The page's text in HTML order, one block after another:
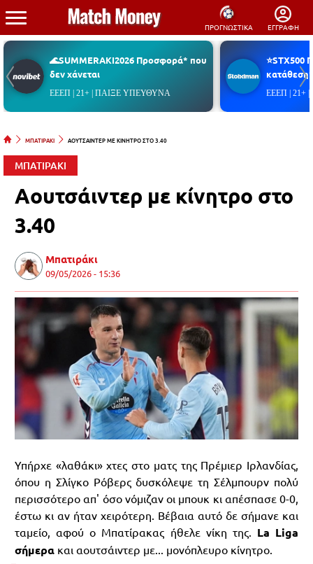
ΠΡΟΓΝΩΣΤΙΚΑ ΕΓΓΡΑΦΗ
🌊SUMMERAKI2026 Προσφορά* που
δεν χάνεται
ΕΕΕΠ | 21+ | ΠΑΙΞΕ ΥΠΕΥΘΥΝΑ
⭐STX500
ΕΕΕΠ | 21+
ΜΠΑΤΙΡΑΚΙ ΑΟΥΤΣΑΙΝΤΕΡ ΜΕ ΚΙΝΗΤΡΟ ΣΤΟ 3.40
ΜΠΑΤΙΡΑΚΙ
Αουτσάιντερ με κίνητρο στο
3.40
Μπατιράκι
09/05/2026 - 15:36
Υπήρχε «λαθάκι» χτες στο ματς της Πρέμιερ Ιρλανδίας,
όπου η Σλίγκο Ρόβερς δυσκόλεψε τη Σέλμπουρν πολύ
περισσότερο απ' όσο νόμιζαν οι μπουκ κι απέσπασε 0-0,
έστω κι αν ήταν χειρότερη. Βέβαια αυτό δε σήμανε και
ταμείο, αφού ο Μπατίρακας ήθελε νίκη της. La Liga
σήμερα και αουτσάιντερ με... μονόπλευρο κίνητρο.